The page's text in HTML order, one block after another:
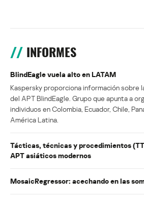
INFORMES
BlindEagle vuela alto en LATAM
Kaspersky proporciona información sobre
del APT BlindEagle. Grupo que apunta a
individuos en Colombia, Ecuador, Chile,
América Latina.
Tácticas, técnicas y procedimientos
APT asiáticos modernos
MosaicRegressor: acechando en las